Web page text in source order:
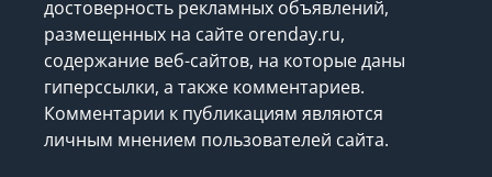
достоверность рекламных объявлений,
размещенных на сайте orenday.ru,
содержание веб-сайтов, на которые даны
гиперссылки, а также комментариев.
Комментарии к публикациям являются
личным мнением пользователей сайта.